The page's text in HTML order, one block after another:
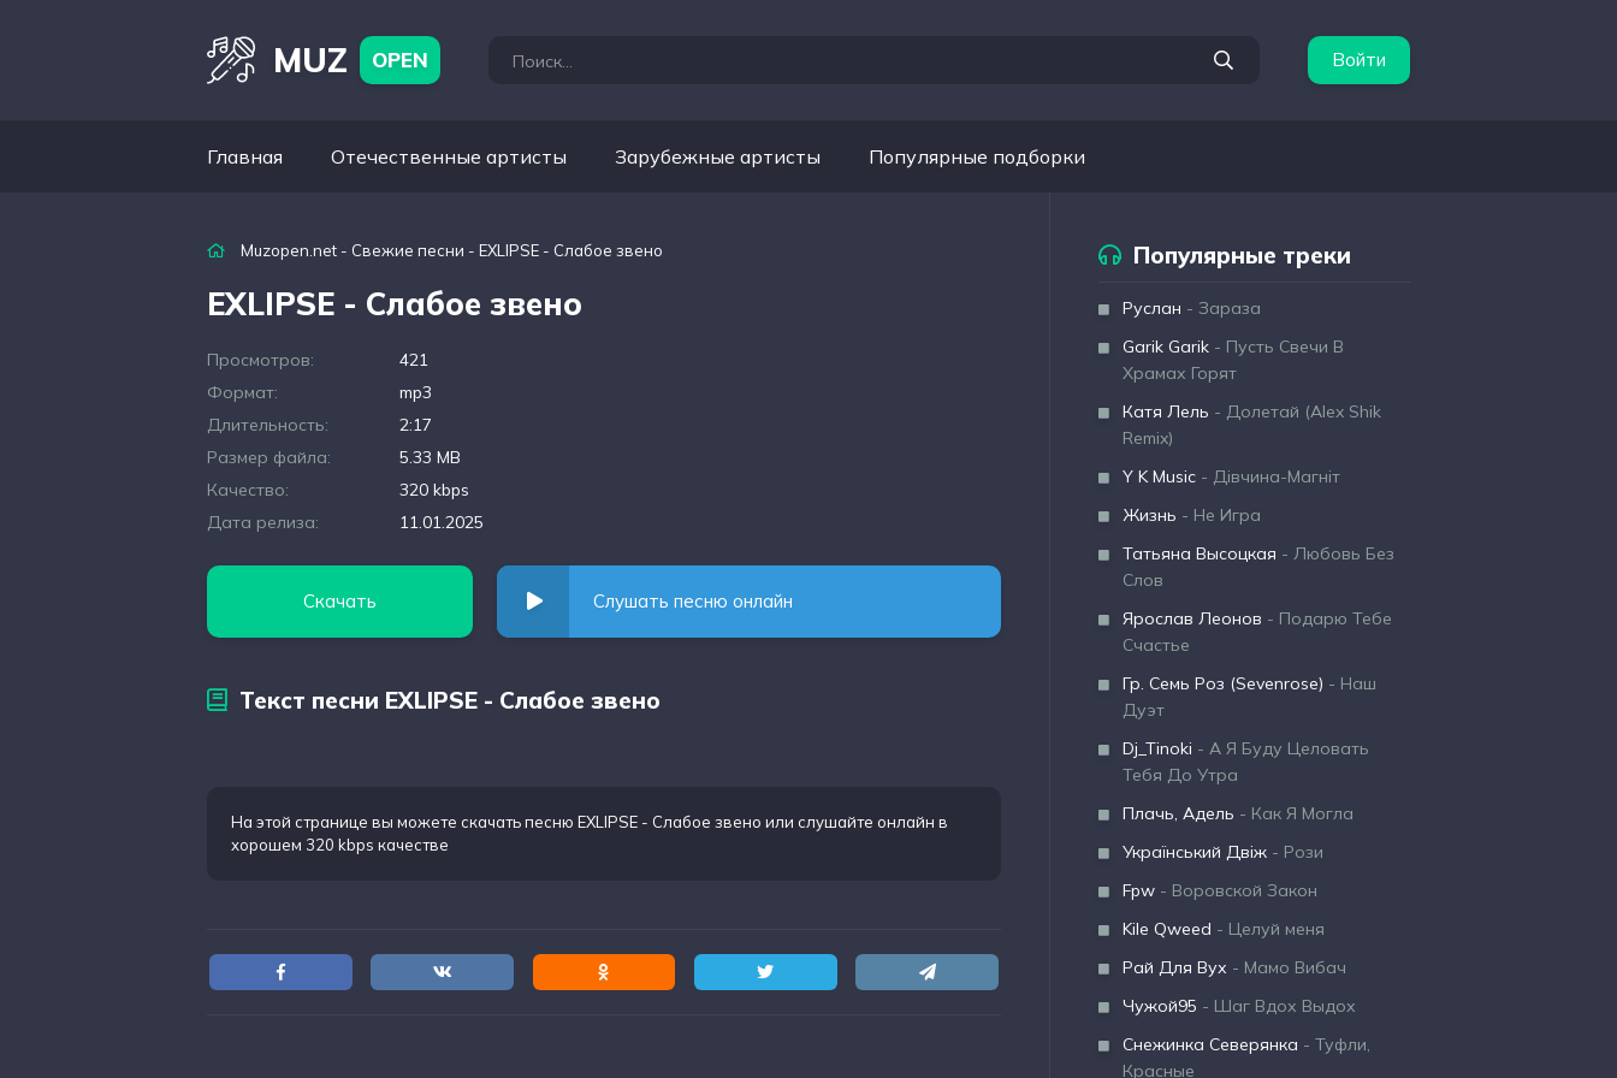
MUZ OPEN Войти
Главная Отечественные артисты Зарубежные артисты Популярные подборки
Muzopen.net - Свежие песни - EXLIPSE - Слабое звено
EXLIPSE - Слабое звено
Просмотров:
421
Формат:
mp3
Длительность:
2:17
Размер файла:
5.33 MB
Качество:
320 kbps
Дата релиза:
11.01.2025
Скачать Слушать песню онлайн
Текст песни EXLIPSE - Слабое звено
На этой странице вы можете скачать песню EXLIPSE - Слабое звено или слушайте онлайн в
хорошем 320 kbps качестве
Популярные треки
Руслан - Зараза
Garik Garik - Пусть Свечи В
Храмах Горят
Катя Лель - Долетай (Alex Shik
Remix)
Y K Music - Дівчина-Магніт
Жизнь - Не Игра
Татьяна Высоцкая - Любовь Без
Слов
Ярослав Леонов - Подарю Тебе
Счастье
Гр. Семь Роз (Sevenrose) - Наш
Дуэт
Dj_Tinoki - А Я Буду Целовать
Тебя До Утра
Плачь, Адель - Как Я Могла
Український Двіж - Рози
Fpw - Воровской Закон
Kile Qweed - Целуй меня
Рай Для Вух - Мамо Вибач
Чужой95 - Шаг Вдох Выдох
Снежинка Северянка - Туфли,
Красные